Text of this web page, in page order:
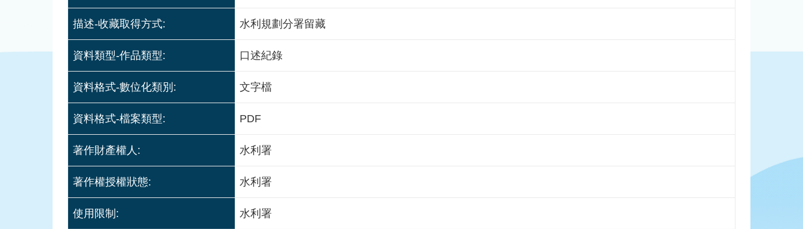
描述-收藏取得方式: 水利規劃分署留藏
資料類型-作品類型: 口述紀錄
資料格式-數位化類別: 文字檔
資料格式-檔案類型: PDF
著作財產權人: 水利署
著作權授權狀態: 水利署
使用限制: 水利署